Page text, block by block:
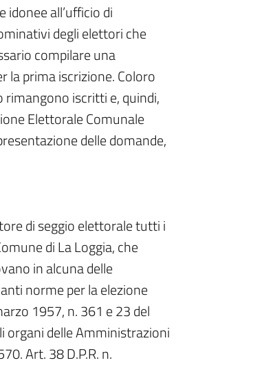
all’ufficio di
degli elettori che
compilare una
la prima iscrizione. Coloro
rimangono iscritti e, quindi,
Elettorale Comunale
delle domande,
di seggio elettorale tutti i
di La Loggia, che
in alcuna delle
norme per la elezione
1957, n. 361 e 23 del
organi delle Amministrazioni
Art. 38 D.P.R. n.